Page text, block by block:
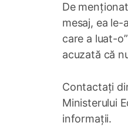
De
mesaj, ea
care a luat-
acuzată că
Contactați
Ministerului
informații.